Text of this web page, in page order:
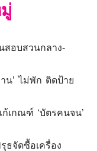
สอบสวนกลาง-
น’ ไม่พัก ติดป้าย
ก้เกณฑ์ ‘บัตรคนจน’
ธจัดซื้อเครื่อง